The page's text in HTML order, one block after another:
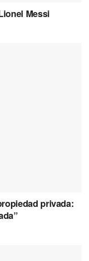
Messi
privada: